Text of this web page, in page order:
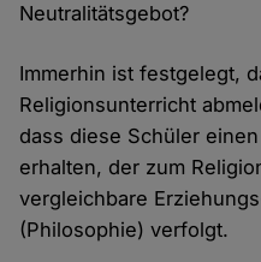
Neutralitätsgebot?
Immerhin ist festgelegt,
Religionsunterricht
dass diese Schüler
erhalten, der zum
vergleichbare
(Philosophie) verfolgt.